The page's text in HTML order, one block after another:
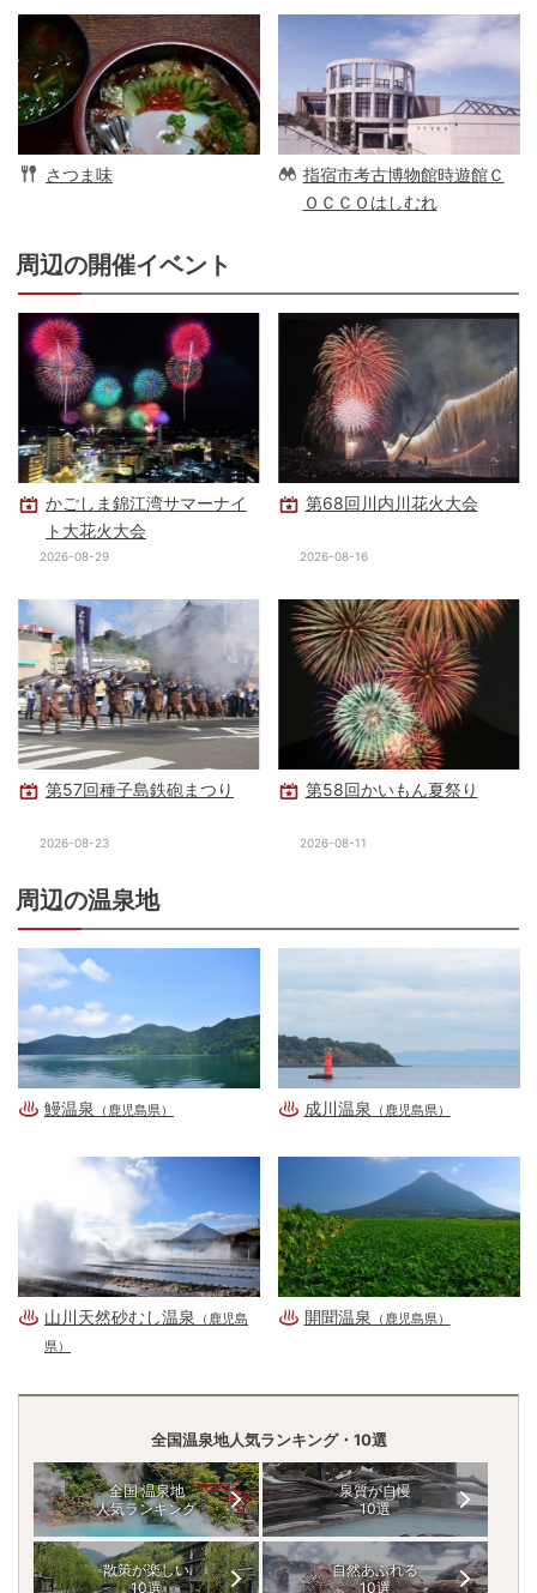
さつま味
指宿市考古博物館時遊館Ｃ
ＯＣＣＯはしむれ
周辺の開催イベント
かごしま錦江湾サマーナイ
ト大花火大会
2026-08-29
第68回川内川花火大会
2026-08-16
第57回種子島鉄砲まつり
2026-08-23
第58回かいもん夏祭り
2026-08-11
周辺の温泉地
鰻温泉 （鹿児島県） 成川温泉 （鹿児島県）
山川天然砂むし温泉 （鹿児島
県）
開聞温泉 （鹿児島県）
全国温泉地人気ランキング・10選
全国 温泉地
人気ランキング
泉質が自慢
10選
散策が楽しい
10選
自然あふれる
10選